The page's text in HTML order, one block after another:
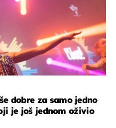
dobre za samo jedno
je još jednom oživio